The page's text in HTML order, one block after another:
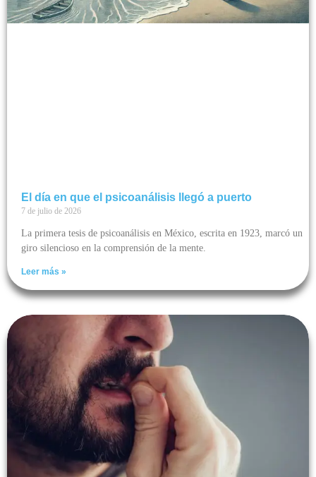
El día en que el psicoanálisis llegó a puerto
7 de julio de 2026
La primera tesis de psicoanálisis en México, escrita en 1923, marcó un
giro silencioso en la comprensión de la mente.
Leer más »